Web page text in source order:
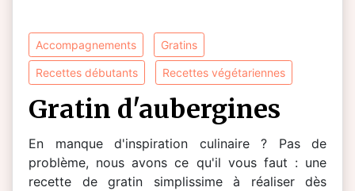
accompagnements gratins
recettes débutants recettes végétariennes
gratin d'aubergines
En manque d'inspiration culinaire ? Pas de
problème, nous avons ce qu'il vous faut : une
recette de gratin simplissime à réaliser dès